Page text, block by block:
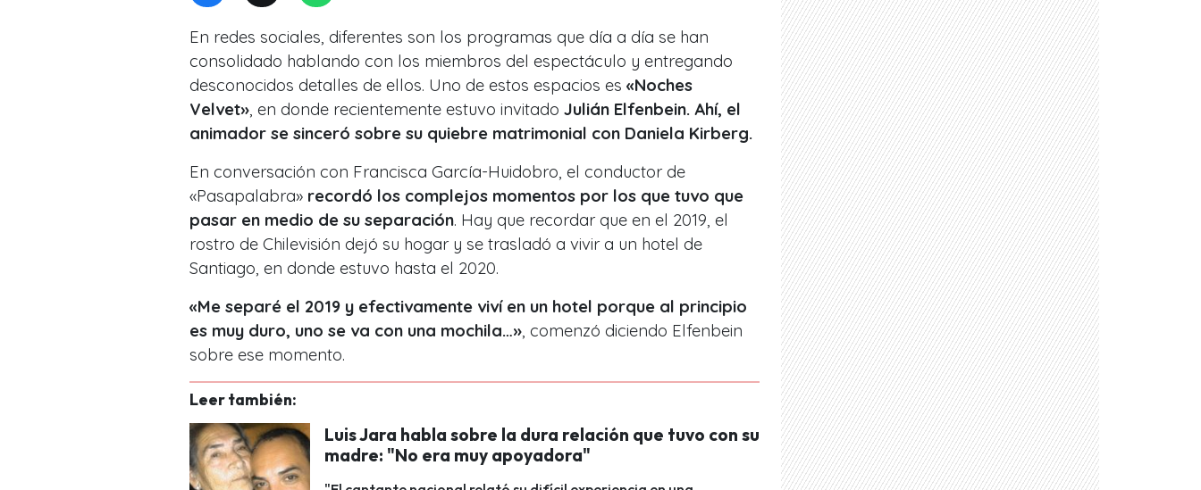
En redes sociales, diferentes son los programas que día a día se han
consolidado hablando con los miembros del espectáculo y entregando
desconocidos detalles de ellos. Uno de estos espacios es «Noches
Velvet» , en donde recientemente estuvo invitado Julián Elfenbein. Ahí, el
animador se sinceró sobre su quiebre matrimonial con Daniela Kirberg.
En conversación con Francisca García-Huidobro, el conductor de
«Pasapalabra» recordó los complejos momentos por los que tuvo que
pasar en medio de su separación. Hay que recordar que en el 2019, el
rostro de Chilevisión dejó su hogar y se trasladó a vivir a un hotel de
Santiago, en donde estuvo hasta el 2020.
«Me separé el 2019 y efectivamente viví en un hotel porque al principio
es muy duro, uno se va con una mochila…» , comenzó diciendo Elfenbein
sobre ese momento.
Leer también:
Luis Jara habla sobre la dura relación que tuvo con su
madre: "No era muy apoyadora"